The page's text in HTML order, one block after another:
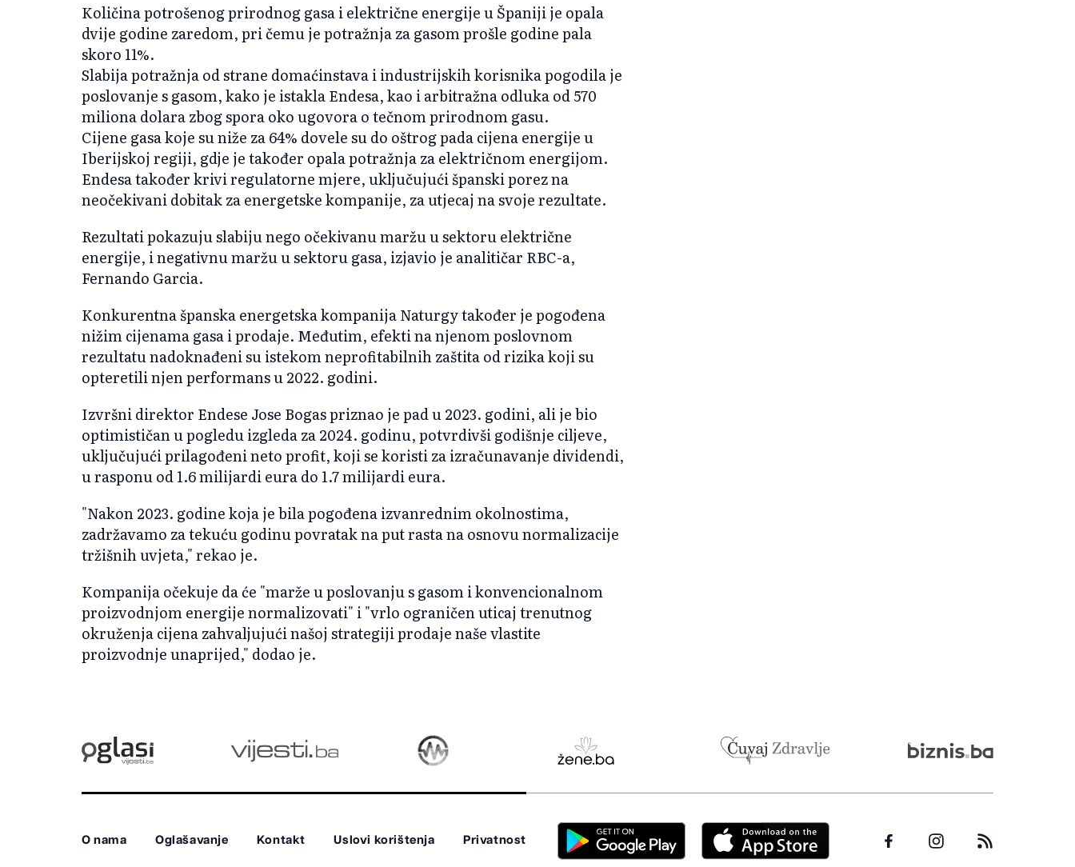
Količina potrošenog prirodnog gasa i električne energije u Španiji je opala
dvije godine zaredom, pri čemu je potražnja za gasom prošle godine pala
skoro 11%.
Slabija potražnja od strane domaćinstava i industrijskih korisnika pogodila je
poslovanje s gasom, kako je istakla Endesa, kao i arbitražna odluka od 570
miliona dolara zbog spora oko ugovora o tečnom prirodnom gasu.
Cijene gasa koje su niže za 64% dovele su do oštrog pada cijena energije u
Iberijskoj regiji, gdje je također opala potražnja za električnom energijom.
Endesa također krivi regulatorne mjere, uključujući španski porez na
neočekivani dobitak za energetske kompanije, za utjecaj na svoje rezultate.
Rezultati pokazuju slabiju nego očekivanu maržu u sektoru električne
energije, i negativnu maržu u sektoru gasa, izjavio je analitičar RBC-a,
Fernando Garcia.
Konkurentna španska energetska kompanija Naturgy također je pogođena
nižim cijenama gasa i prodaje. Međutim, efekti na njenom poslovnom
rezultatu nadoknađeni su istekom neprofitabilnih zaštita od rizika koji su
opteretili njen performans u 2022. godini.
Izvršni direktor Endese Jose Bogas priznao je pad u 2023. godini, ali je bio
optimističan u pogledu izgleda za 2024. godinu, potvrdivši godišnje ciljeve,
uključujući prilagođeni neto profit, koji se koristi za izračunavanje dividendi,
u rasponu od 1.6 milijardi eura do 1.7 milijardi eura.
"Nakon 2023. godine koja je bila pogođena izvanrednim okolnostima,
zadržavamo za tekuću godinu povratak na put rasta na osnovu normalizacije
tržišnih uvjeta," rekao je.
Kompanija očekuje da će "marže u poslovanju s gasom i konvencionalnom
proizvodnjom energije normalizovati" i "vrlo ograničen uticaj trenutnog
okruženja cijena zahvaljujući našoj strategiji prodaje naše vlastite
proizvodnje unaprijed," dodao je.
O nama Oglašavanje Kontakt Uslovi korištenja Privatnost